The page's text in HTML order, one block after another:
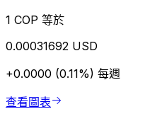
1 COP 等於
0.00031692 USD
+0.0000 (0.11%) 每週
查看圖表